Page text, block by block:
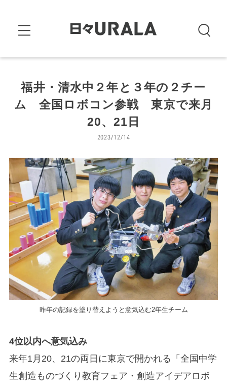
福井・清水中２年と３年の２チー
ム 全国ロボコン参戦 東京で来月
20、21日
2023/12/14
昨年の記録を塗り替えようと意気込む2年生チーム
4位以内へ意気込み
来年1月20、21の両日に東京で開かれる「全国中学
生創造ものづくり教育フェア・創造アイデアロボ